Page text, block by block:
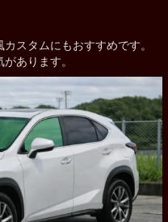
スタムにもおすすめです。
あります。